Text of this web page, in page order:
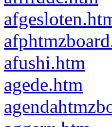
afushi.htm
agede.htm